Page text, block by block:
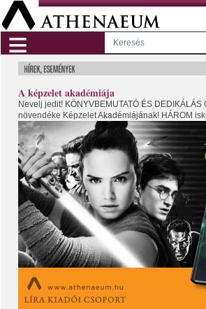
≡
A képzelet akadémiája
Nevelj jedit! KÖNYVBEMUTATÓ ÉS DEDIKÁLÁS
növendéke Képzelet Akadémiájának! HÁROM